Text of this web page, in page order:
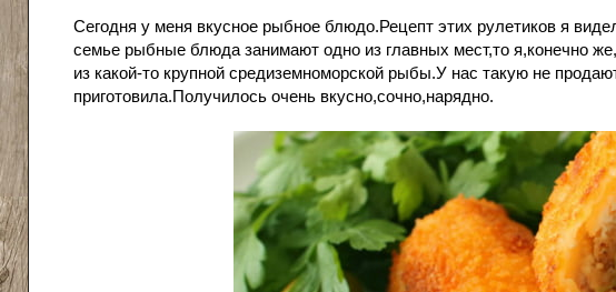
Сегодня у меня вкусное рыбное блюдо.Рецепт этих рулетиков я
семье рыбные блюда занимают одно из главных мест,то я,конечно
из какой-то крупной средиземноморской рыбы.У нас такую не
приготовила.Получилось очень вкусно,сочно,нарядно.